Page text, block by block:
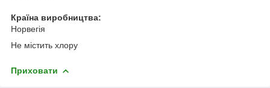
Країна виробництва:
Норвегія
Не містить хлору
Приховати